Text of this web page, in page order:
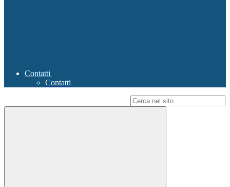
Contatti
Contatti